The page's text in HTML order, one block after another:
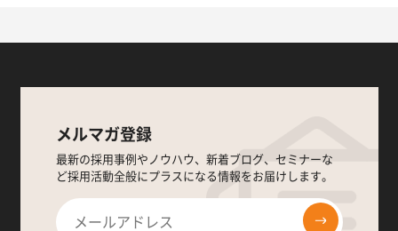
メルマガ登録
最新の採用事例やノウハウ、新着ブログ、セミナーな
ど採用活動全般にプラスになる情報をお届けします。